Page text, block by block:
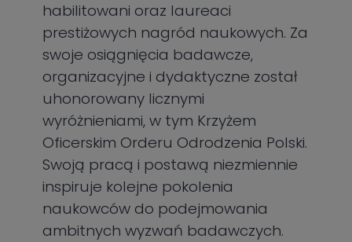
habilitowani oraz laureaci
prestiżowych nagród naukowych. Za
swoje osiągnięcia badawcze,
organizacyjne i dydaktyczne został
uhonorowany licznymi
wyróżnieniami, w tym Krzyżem
Oficerskim Orderu Odrodzenia Polski.
Swoją pracą i postawą niezmiennie
inspiruje kolejne pokolenia
naukowców do podejmowania
ambitnych wyzwań badawczych.